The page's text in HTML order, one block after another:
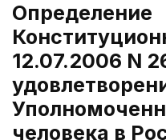
Определение
12.07.2006 N
человека в